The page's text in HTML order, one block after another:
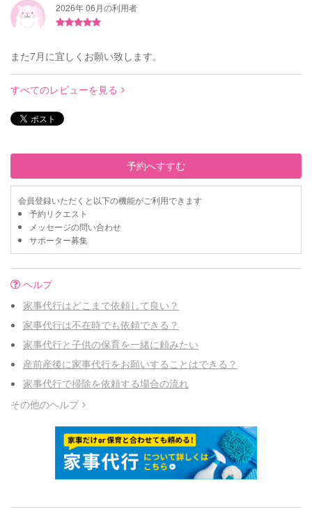
2026年 06月の利用者
また7月に宜しくお願い致します。
すべてのレビューを見る
予約へすすむ
会員登録いただくと以下の機能がご利用できます
予約リクエスト
メッセージの問い合わせ
サポーター募集
ヘルプ
家事代行はどこまで依頼して良い？
家事代行は不在時でも依頼できる？
家事代行と子供の保育を一緒に頼みたい
産前産後に家事代行をお願いすることはできる？
家事代行で掃除を依頼する場合の流れ
その他のヘルプ